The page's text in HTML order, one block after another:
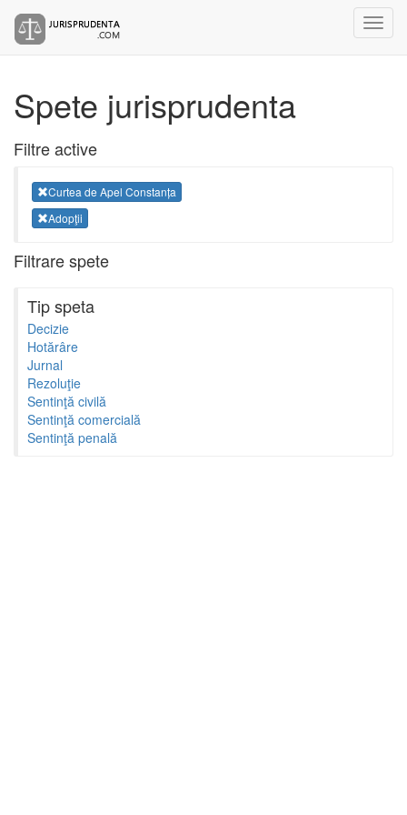
Spete jurisprudenta
Filtre active
Curtea de Apel Constanța
Adopţii
Filtrare spete
Tip speta
Decizie
Hotărâre
Jurnal
Rezoluţie
Sentinţă civilă
Sentinţă comercială
Sentinţă penală